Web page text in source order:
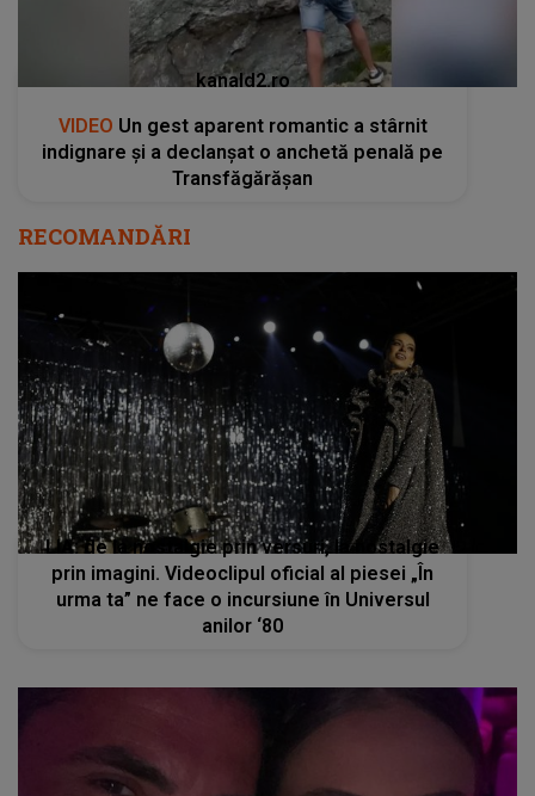
kanald2.ro
VIDEO Un gest aparent romantic a stârnit
indignare și a declanșat o anchetă penală pe
Transfăgărășan
RECOMANDĂRI
LIA: de la nostalgie prin versuri, la nostalgie
prin imagini. Videoclipul oficial al piesei „În
urma ta” ne face o incursiune în Universul
anilor ‘80